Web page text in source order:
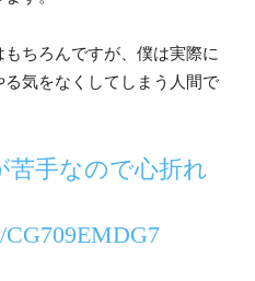
ちろんですが、僕は実際に
る気をなくしてしまう人間で
苦手なので心折れ